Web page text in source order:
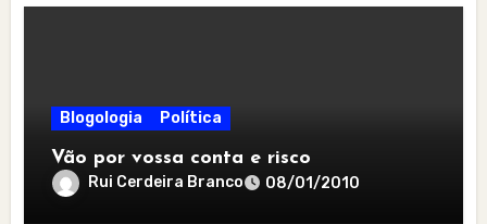
Blogologia Política
Vão por vossa conta e risco
Rui Cerdeira Branco 08/01/2010